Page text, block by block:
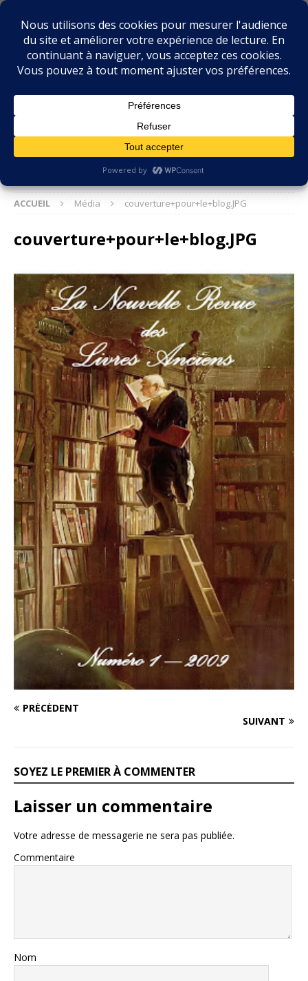
BIBLIOPHILIE.COM
LE BLOG DU BIBLIOPHILE, DES BIBLIOPHILES, DE LA
ACCUEIL Média couverture+pour+le+blog.JPG
couverture+pour+le+blog.JPG
PRÉCÉDENT
SUIVANT
SOYEZ LE PREMIER À COMMENTER
Laisser un commentaire
Votre adresse de messagerie ne sera pas publiée.
Commentaire
Nom